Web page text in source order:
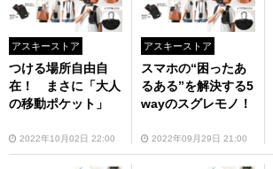
アスキーストア
つける場所自由自
在！ まさに「大人
の移動ポケット」
2022年10月02日 22:00
アスキーストア
スマホの“困ったあ
るある”を解決する5
wayのスグレモノ！
2022年09月29日 21:00